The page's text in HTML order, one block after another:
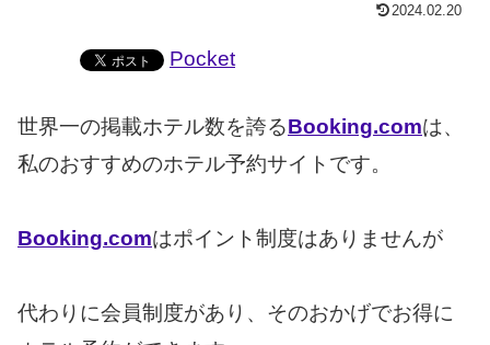
2024.02.20
Pocket
世界一の掲載ホテル数を誇るBooking.comは、
私のおすすめのホテル予約サイトです。
Booking.comはポイント制度はありませんが
代わりに会員制度があり、そのおかげでお得に